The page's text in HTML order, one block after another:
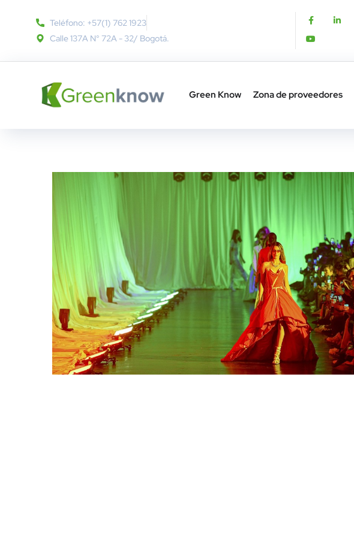
Teléfono: +57(1) 762 1923
Calle 137A N° 72A - 32​/ Bogotá.
Green Know Zona de proveedores